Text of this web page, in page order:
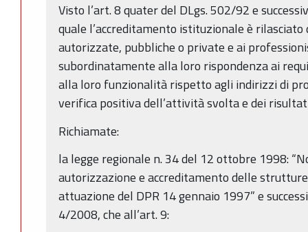
Visto l’art. 8 quater del DLgs. 502/92 e
quale l’accreditamento istituzionale è
autorizzate, pubbliche o private e ai
subordinatamente alla loro rispondenza ai
alla loro funzionalità rispetto agli indirizzi di
verifica positiva dell’attività svolta e dei
Richiamate:
la legge regionale n. 34 del 12 ottobre 1998:
autorizzazione e accreditamento delle
attuazione del DPR 14 gennaio 1997” e
4/2008, che all’art. 9: